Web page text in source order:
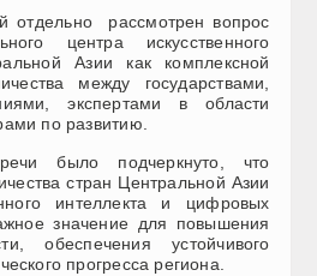
отдельно рассмотрен вопрос
центра искусственного
Азии как комплексной
между государствами,
экспертами в области
по развитию.
было подчеркнуто, что
стран Центральной Азии
интеллекта и цифровых
значение для повышения
обеспечения устойчивого
прогресса региона.